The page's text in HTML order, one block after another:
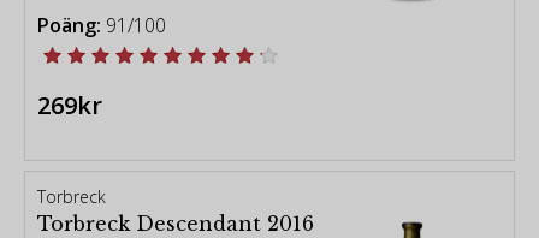
Poäng: 91/100
269kr
Torbreck
Torbreck Descendant 2016